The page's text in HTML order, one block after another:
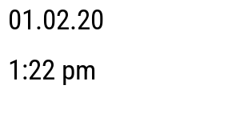
01.02.20
1:22 pm